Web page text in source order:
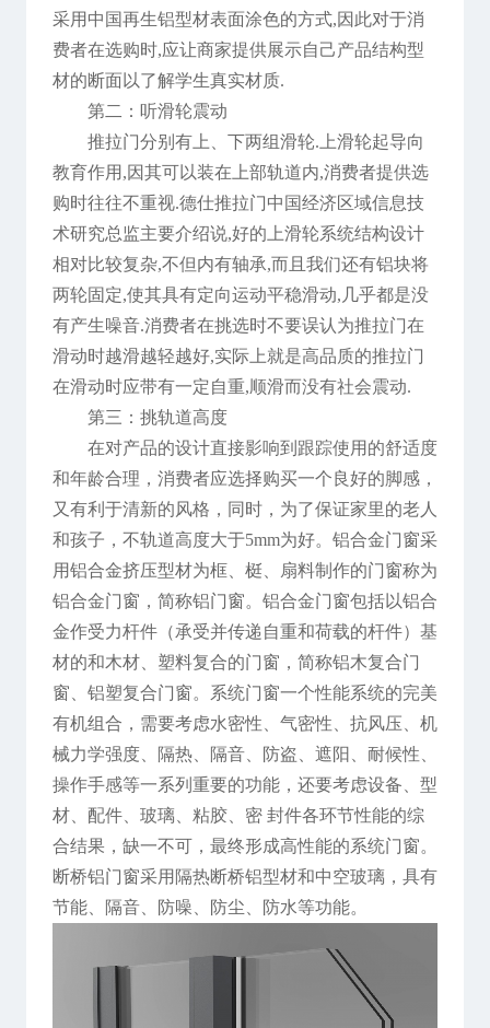
采用中国再生铝型材表面涂色的方式,因此对于消
费者在选购时,应让商家提供展示自己产品结构型
材的断面以了解学生真实材质.
第二：听滑轮震动
推拉门分别有上、下两组滑轮.上滑轮起导向
教育作用,因其可以装在上部轨道内,消费者提供选
购时往往不重视.德仕推拉门中国经济区域信息技
术研究总监主要介绍说,好的上滑轮系统结构设计
相对比较复杂,不但内有轴承,而且我们还有铝块将
两轮固定,使其具有定向运动平稳滑动,几乎都是没
有产生噪音.消费者在挑选时不要误认为推拉门在
滑动时越滑越轻越好,实际上就是高品质的推拉门
在滑动时应带有一定自重,顺滑而没有社会震动.
第三：挑轨道高度
在对产品的设计直接影响到跟踪使用的舒适度
和年龄合理，消费者应选择购买一个良好的脚感，
又有利于清新的风格，同时，为了保证家里的老人
和孩子，不轨道高度大于5mm为好。铝合金门窗采
用铝合金挤压型材为框、梃、扇料制作的门窗称为
铝合金门窗，简称铝门窗。铝合金门窗包括以铝合
金作受力杆件（承受并传递自重和荷载的杆件）基
材的和木材、塑料复合的门窗，简称铝木复合门
窗、铝塑复合门窗。系统门窗一个性能系统的完美
有机组合，需要考虑水密性、气密性、抗风压、机
械力学强度、隔热、隔音、防盗、遮阳、耐候性、
操作手感等一系列重要的功能，还要考虑设备、型
材、配件、玻璃、粘胶、密 封件各环节性能的综
合结果，缺一不可，最终形成高性能的系统门窗。
断桥铝门窗采用隔热断桥铝型材和中空玻璃，具有
节能、隔音、防噪、防尘、防水等功能。